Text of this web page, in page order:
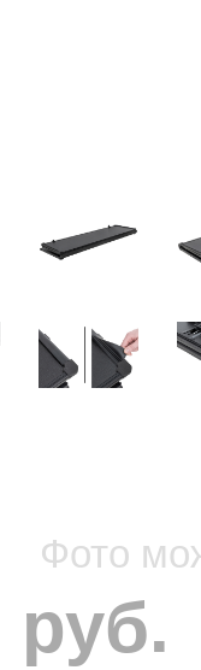
руб.
Фото